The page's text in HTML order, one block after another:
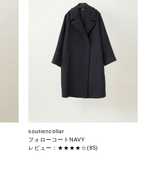
soutiencollar
フォローコートNAVY
レビュー：★★★★☆(85)